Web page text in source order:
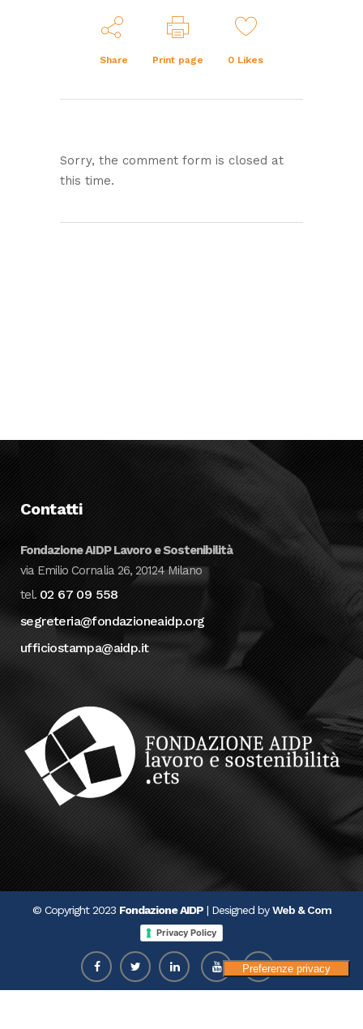
Share Print page 0 Likes
Sorry, the comment form is closed at
this time.
Contatti
Fondazione AIDP Lavoro e Sostenibilità
via Emilio Cornalia 26, 20124 Milano
tel. 02 67 09 558
segreteria@fondazioneaidp.org
ufficiostampa@aidp.it
© Copyright 2023 Fondazione AIDP| Designed byWeb & Com
Privacy Policy